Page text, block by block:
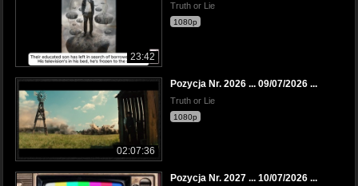
23:42
Truth or Lie
1080p
02:07:36
Pozycja Nr. 2026 ... 09/07/2026 ...
Truth or Lie
1080p
Pozycja Nr. 2027 ... 10/07/2026 ...